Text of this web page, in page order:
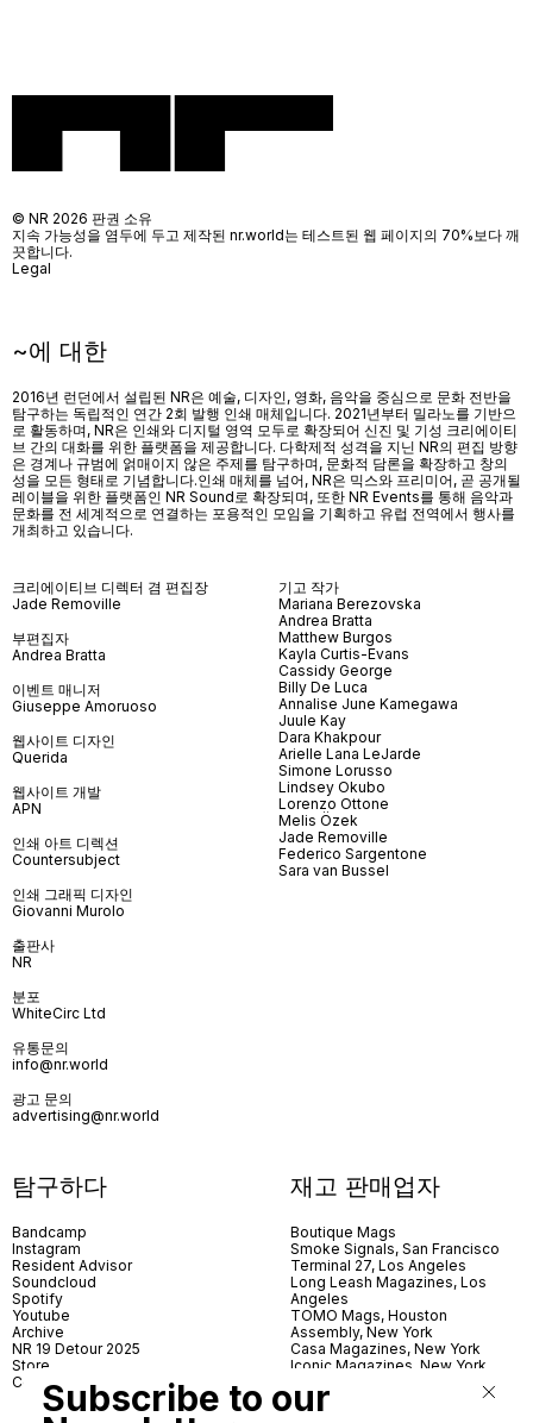
~에 대한
2016년 런던에서 설립된 NR은 예술, 디자인, 영화, 음악을 중심으로 문화 전반을
탐구하는 독립적인 연간 2회 발행 인쇄 매체입니다. 2021년부터 밀라노를 기반으
로 활동하며, NR은 인쇄와 디지털 영역 모두로 확장되어 신진 및 기성 크리에이티
브 간의 대화를 위한 플랫폼을 제공합니다. 다학제적 성격을 지닌 NR의 편집 방향
은 경계나 규범에 얽매이지 않은 주제를 탐구하며, 문화적 담론을 확장하고 창의
성을 모든 형태로 기념합니다.인쇄 매체를 넘어, NR은 믹스와 프리미어, 곧 공개될
레이블을 위한 플랫폼인 NR Sound 로 확장되며, 또한 NR Events를 통해 음악과
문화를 전 세계적으로 연결하는 포용적인 모임을 기획하고 유럽 전역에서 행사를
개최하고 있습니다.
크리에이티브 디렉터 겸 편집장
Jade Removille
부편집자
Andrea Bratta
이벤트 매니저
Giuseppe Amoruoso
웹사이트 디자인
Querida
웹사이트 개발
APN
인쇄 아트 디렉션
Countersubject
인쇄 그래픽 디자인
Giovanni Murolo
출판사
NR
분포
WhiteCirc Ltd
유통문의
info@nr.world
광고 문의
advertising@nr.world
기고 작가
Mariana Berezovska
Andrea Bratta
Matthew Burgos
Kayla Curtis-Evans
Cassidy George
Billy De Luca
Annalise June Kamegawa
Juule Kay
Dara Khakpour
Arielle Lana LeJarde
Simone Lorusso
Lindsey Okubo
Lorenzo Ottone
Melis Özek
Jade Removille
Federico Sargentone
Sara van Bussel
탐구하다
Bandcamp
Instagram
Resident Advisor
Soundcloud
Spotify
Youtube
Archive
NR 19 Detour 2025
Store
Contact
재고 판매업자
Boutique Mags
Smoke Signals, San Francisco
Terminal 27, Los Angeles
Long Leash Magazines, Los
Angeles
TOMO Mags, Houston
Assembly, New York
Casa Magazines, New York
Iconic Magazines, New York
Village Books, Leeds
Village Books, Manchester
© NR 2026 판권 소유
지속 가능성을 염두에 두고 제작된 nr.world는 테스트된 웹 페이지의 70%보다 깨
끗합니다.
Legal
Subscribe to our